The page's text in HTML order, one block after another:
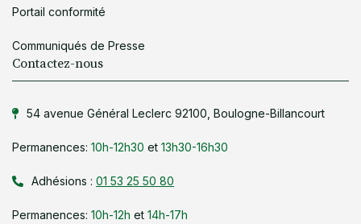
Portail conformité
Communiqués de Presse
Contactez-nous
54 avenue Général Leclerc 92100, Boulogne-Billancourt
Permanences: 10h-12h30 et 13h30-16h30
Adhésions : 01 53 25 50 80
Permanences: 10h-12h et 14h-17h